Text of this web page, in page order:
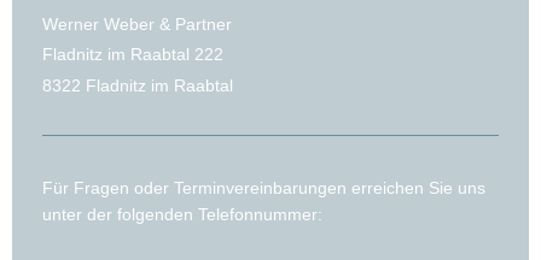
Werner Weber & Partner
Fladnitz im Raabtal 222
8322 Fladnitz im Raabtal
Für Fragen oder Terminvereinbarungen erreichen Sie uns
unter der folgenden Telefonnummer: